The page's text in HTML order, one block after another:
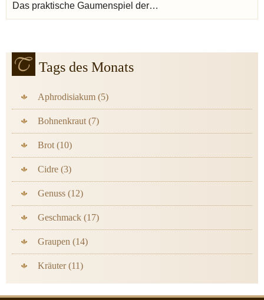
Das praktische Gaumenspiel der…
Tags des Monats
Aphrodisiakum (5)
Bohnenkraut (7)
Brot (10)
Cidre (3)
Genuss (12)
Geschmack (17)
Graupen (14)
Kräuter (11)